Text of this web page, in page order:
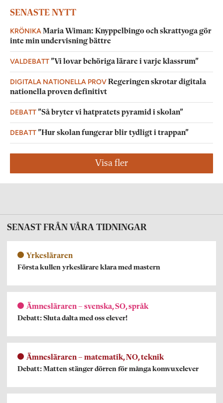
SENASTE NYTT
KRÖNIKA Maria Wiman: Knyppelbingo och skrattyoga gör
inte min undervisning bättre
VALDEBATT”Vi lovar behöriga lärare i varje klassrum”
DIGITALA NATIONELLA PROVRegeringen skrotar digitala
nationella proven definitivt
DEBATT”Så bryter vi hatpratets pyramid i skolan”
DEBATT”Hur skolan fungerar blir tydligt i trappan”
Visa fler
SENAST FRÅN VÅRA TIDNINGAR
Yrkesläraren
Första kullen yrkeslärare klara med mastern
Ämnesläraren – svenska, SO, språk
Debatt: Sluta dalta med oss elever!
Ämnesläraren – matematik, NO, teknik
Debatt: Matten stänger dörren för många komvuxelever